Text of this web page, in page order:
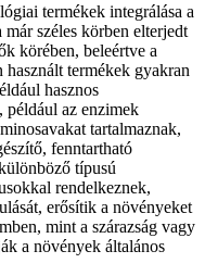
termékek integrálása a
széles körben elterjedt
körében, beleértve a
termékek gyakran
hasznos
például az enzimek
tartalmaznak,
fenntartható
típusú
rendelkeznek,
erősítik a növényeket
mint a szárazság vagy
a növények általános